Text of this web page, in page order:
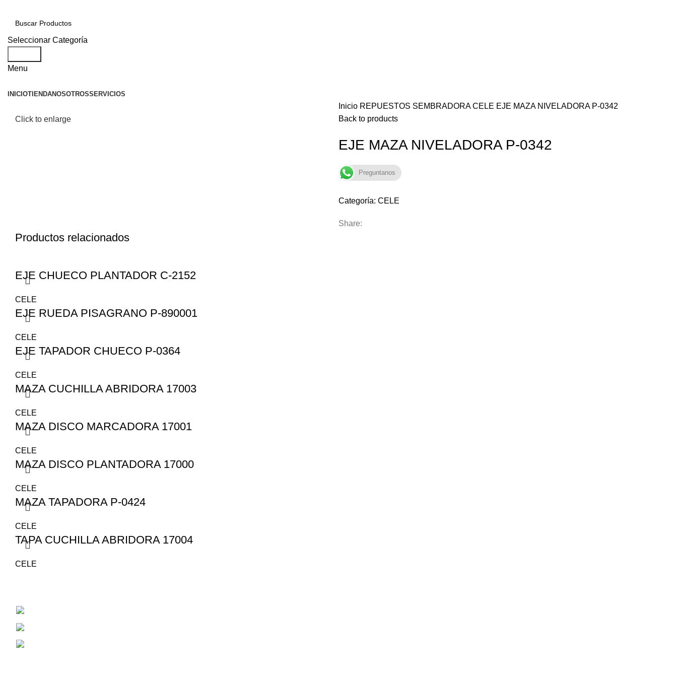
Seleccionar Categoría
Menu
INICIOTIENDANOSOTROSSERVICIOS
Click to enlarge
Inicio REPUESTOS SEMBRADORACELE EJE MAZA NIVELADORA P-0342
Back to products
EJE MAZA NIVELADORA P-0342
Preguntanos
Categoría: CELE
Share:
Productos relacionados
EJE CHUECO PLANTADOR C-2152
CELE
EJE RUEDA PISAGRANO P-890001
CELE
EJE TAPADOR CHUECO P-0364
CELE
MAZA CUCHILLA ABRIDORA 17003
CELE
MAZA DISCO MARCADORA 17001
CELE
MAZA DISCO PLANTADORA 17000
CELE
MAZA TAPADORA P-0424
CELE
TAPA CUCHILLA ABRIDORA 17004
CELE